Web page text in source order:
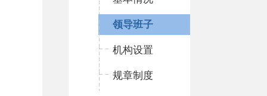
领导班子
机构设置
规章制度